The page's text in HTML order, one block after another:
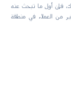
أول ما تبحث عنه
العملاء في منطقة